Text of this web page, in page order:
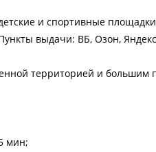
и спортивные
выдачи: ВБ, Озон,
территорией и большим
мин;